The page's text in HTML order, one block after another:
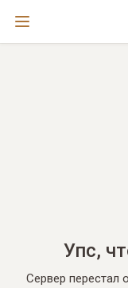
Упс,
Сервер перестал